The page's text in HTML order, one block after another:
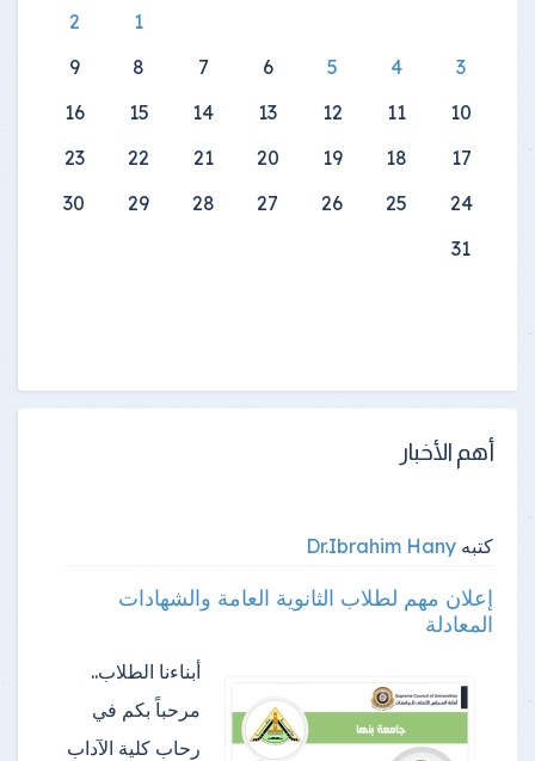
1
2
3
4
5
6
7
8
9
10
11
12
13
14
15
16
17
18
19
20
21
22
23
24
25
26
27
28
29
30
31
أهم الأخبار
كتبه Dr.Ibrahim Hany
إعلان مهم لطلاب الثانوية العامة والشهادات
المعادلة
أبناءنا الطلاب..
مرحباً بكم في
رحاب كلية الآداب